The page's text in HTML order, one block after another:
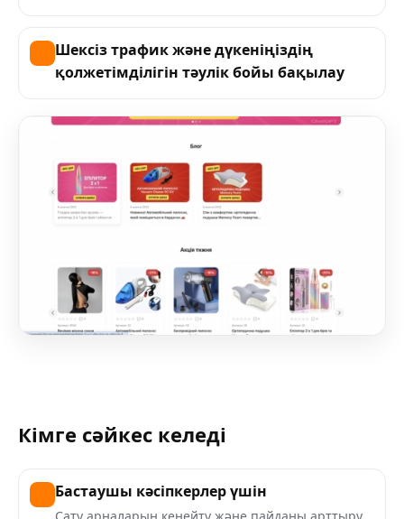
Шексіз трафик және дүкеніңіздің
қолжетімділігін тәулік бойы бақылау
Кімге сәйкес келеді
Бастаушы кәсіпкерлер үшін